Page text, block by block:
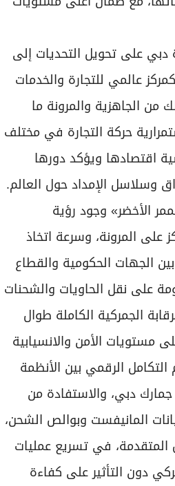
دبي على تحويل التحديات إلى
عالمي للتجارة والخدمات
من الجاهزية والمرونة ما
حركة التجارة في مختلف
اقتصادها ويؤكد دورها
وسلاسل الإمداد حول العالم.
الأخضر» وجود رؤية
على المرونة، وسرعة اتخاذ
بين الجهات الحكومية والقطاع
على نقل الحاويات والشحنات
الجمركية الكاملة طوال
مستويات الأمن والانسيابية
الرقمي بين الأنظمة
دبي، والاستفادة من
المانيفست وبوالص الشحن،
في تسريع عمليات
دون التأثير على كفاءة